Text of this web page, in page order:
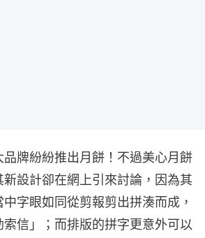
牌紛紛推出月餅！不過美心月餅
設計卻在網上引來討論，因為其
字眼如同從剪報剪出拼湊而成，
信」；而排版的拼字更意外可以